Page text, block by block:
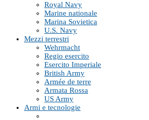
Royal Navy
Marine nationale
Marina Sovietica
U.S. Navy
Mezzi terrestri
Wehrmacht
Regio esercito
Esercito Imperiale
British Army
Armée de terre
Armata Rossa
US Army
Armi e tecnologie